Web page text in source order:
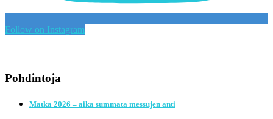
Follow on Instagram
Pohdintoja
Matka 2026 – aika summata messujen anti